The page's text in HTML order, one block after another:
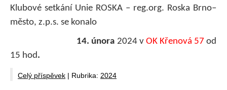
Klubové setkání Unie ROSKA – reg.org. Roska Brno–
město, z.p.s. se konalo
14. února 2024 v OK Křenová 57od
15 hod.
Celý příspěvek | Rubrika: 2024